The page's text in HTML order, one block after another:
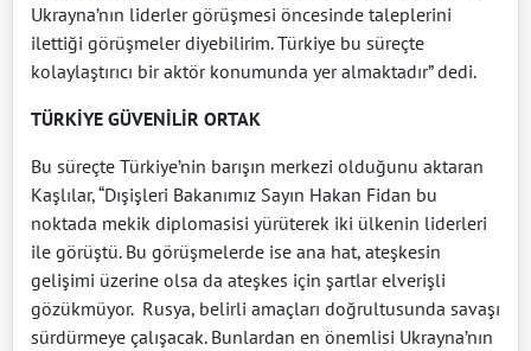
Ukrayna’nın liderler görüşmesi öncesinde taleplerini
ilettiği görüşmeler diyebilirim. Türkiye bu süreçte
kolaylaştırıcı bir aktör konumunda yer almaktadır” dedi.
TÜRKİYE GÜVENİLİR ORTAK
Bu süreçte Türkiye’nin barışın merkezi olduğunu aktaran
Kaşlılar, “Dışişleri Bakanımız Sayın Hakan Fidan bu
noktada mekik diplomasisi yürüterek iki ülkenin liderleri
ile görüştü. Bu görüşmelerde ise ana hat, ateşkesin
gelişimi üzerine olsa da ateşkes için şartlar elverişli
gözükmüyor. Rusya, belirli amaçları doğrultusunda savaşı
sürdürmeye çalışacak. Bunlardan en önemlisi Ukrayna’nın